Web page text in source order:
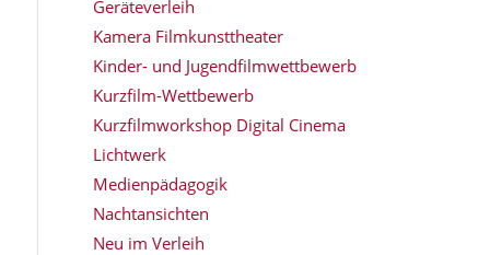
Geräteverleih
Kamera Filmkunsttheater
Kinder- und Jugendfilmwettbewerb
Kurzfilm-Wettbewerb
Kurzfilmworkshop Digital Cinema
Lichtwerk
Medienpädagogik
Nachtansichten
Neu im Verleih